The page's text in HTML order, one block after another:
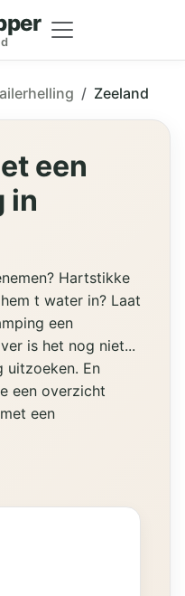
Zeeland
een
in
Hartstikke
t water in? Laat
een
is het nog niet...
uitzoeken. En
een overzicht
een